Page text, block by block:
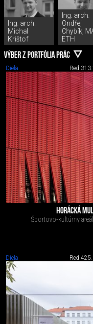
Ing. arch.
Michal
Krištof
Ing. arch.
Ondřej
Chybík,
ETH
VÝBER Z PORTFÓLIA PRÁC
Diela Red 3
HORÁCKÁ
Športovo-kultúrny
Diela Red 4